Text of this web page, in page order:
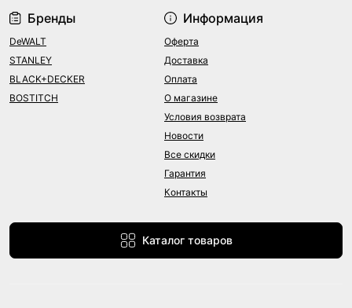
Бренды
DeWALT
STANLEY
BLACK+DECKER
BOSTITCH
Информация
Оферта
Доставка
Оплата
О магазине
Условия возврата
Новости
Все скидки
Гарантия
Контакты
Каталог товаров